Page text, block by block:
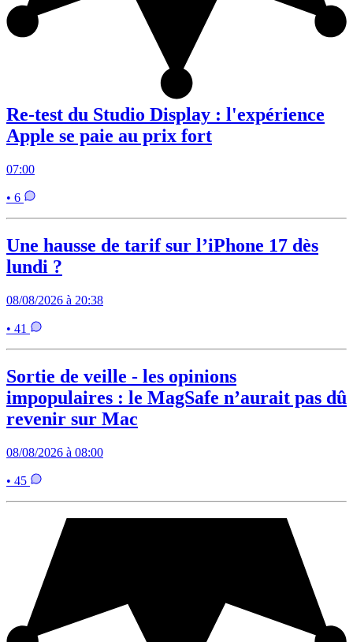
Re-test du Studio Display : l'expérience
Apple se paie au prix fort
07:00
• 6
Une hausse de tarif sur l’iPhone 17 dès
lundi ?
08/08/2026 à 20:38
• 41
Sortie de veille - les opinions
impopulaires : le MagSafe n’aurait pas dû
revenir sur Mac
08/08/2026 à 08:00
• 45